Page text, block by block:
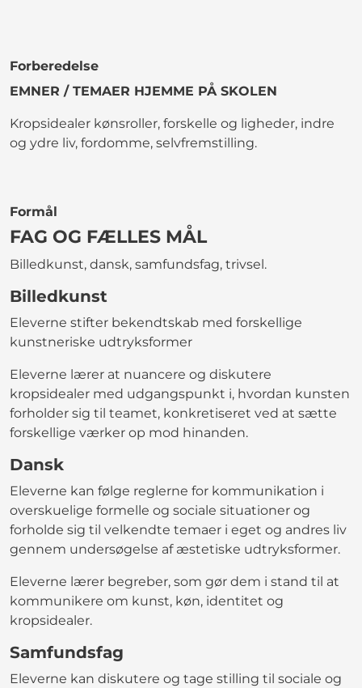
Forberedelse
EMNER / TEMAER HJEMME PÅ SKOLEN
Kropsidealer kønsroller, forskelle og ligheder, indre
og ydre liv, fordomme, selvfremstilling.
Formål
FAG OG FÆLLES MÅL
Billedkunst, dansk, samfundsfag, trivsel.
Billedkunst
Eleverne stifter bekendtskab med forskellige
kunstneriske udtryksformer
Eleverne lærer at nuancere og diskutere
kropsidealer med udgangspunkt i, hvordan kunsten
forholder sig til teamet, konkretiseret ved at sætte
forskellige værker op mod hinanden.
Dansk
Eleverne kan følge reglerne for kommunikation i
overskuelige formelle og sociale situationer og
forholde sig til velkendte temaer i eget og andres liv
gennem undersøgelse af æstetiske udtryksformer.
Eleverne lærer begreber, som gør dem i stand til at
kommunikere om kunst, køn, identitet og
kropsidealer.
Samfundsfag
Eleverne kan diskutere og tage stilling til sociale og